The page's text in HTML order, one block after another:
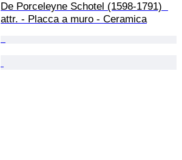
De Porceleyne Schotel (1598-1791)
attr. - Placca a muro - Ceramica